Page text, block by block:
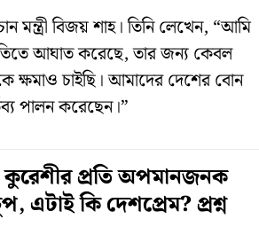
মন্ত্রী বিজয় শাহ। তিনি লেখেন, “আমি
আঘাত করেছে, তার জন্য কেবল
ক্ষমাও চাইছি। আমাদের দেশের বোন
পালন করেছেন।”
প্রতি অপমানজনক
এটাই কি দেশপ্রেম? প্রশ্ন